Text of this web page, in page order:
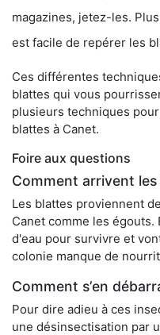
magazines, jetez-les.
est facile de repérer les
Ces différentes
blattes qui vous
plusieurs techniques
blattes à Canet.
Foire aux questions
Comment arrivent
Les blattes proviennent
Canet comme les
d'eau pour survivre et
colonie manque de
Comment s’en
Pour dire adieu à ces
une désinsectisation par